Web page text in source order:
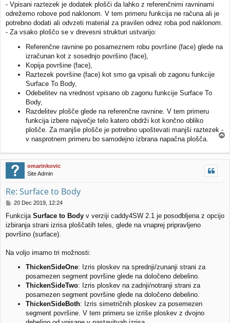
- Vpisani raztezek je dodatek plošči da lahko z referenčnimi ravninami
odrežemo robove pod naklonom. V tem primeru funkcija ne računa ali je
potrebno dodati ali odvzeti material za pravilen odrez roba pod naklonom.
- Za vsako ploščo se v drevesni strukturi ustvarijo:
Referenčne ravnine po posameznem robu površine (face) glede na
izračunan kot z sosednjo površino (face),
Kopija površine (face),
Raztezek površine (face) kot smo ga vpisali ob zagonu funkcije
Surface To Body,
Odebelitev na vrednost vpisano ob zagonu funkcije Surface To
Body,
Razdelitev plošče glede na referenčne ravnine. V tem primeru
funkcija izbere največje telo katero obdrži kot končno obliko
plošče. Za manjše plošče je potrebno upoštevati manjši raztezek -
v nasprotnem primeru bo samodejno izbrana napačna plošča.
v
r
omarinkovic
Site Admin
Re: Surface to Body
O
g
o
v
20 Dec 2019, 12:24
Funkcija Surface to Body v verziji caddy4SW 2.1 je posodbljena z opcijo
izbiranja strani izrisa ploščatih teles, glede na vnaprej pripravljeno
površino (surface).
Na voljo imamo tri možnosti:
ThickenSideOne: Izris ploskev na sprednji/zunanji strani za
posamezen segment površine glede na določeno debelino.
ThickenSideTwo: Izris ploskev na zadnji/notranji strani za
posamezen segment površine glede na določeno debelino.
ThickenSideBoth: Izris simetričnih ploskev za posemezen
segment površine. V tem primeru se izriše ploskev z dvojno